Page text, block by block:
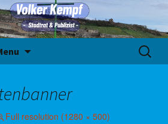
Suche
nach:
Full resolution (1280 × 500)